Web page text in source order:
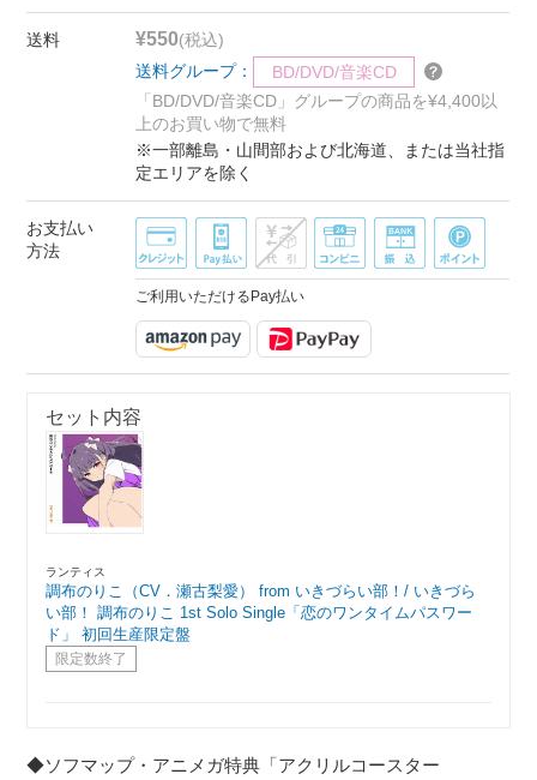
送料 ¥550(税込)
送料グループ：
BD/DVD/音楽CD
「BD/DVD/音楽CD」グループの商品を¥4,400以
上のお買い物で無料
※一部離島・山間部および北海道、または当社指
定エリアを除く
お支払い
方法
ご利用いただけるPay払い
セット内容
ランティス
調布のりこ（CV．瀬古梨愛） from いきづらい部！/ いきづら
い部！ 調布のりこ 1st Solo Single「恋のワンタイムパスワー
ド」 初回生産限定盤
限定数終了
◆ソフマップ・アニメガ特典「アクリルコースター